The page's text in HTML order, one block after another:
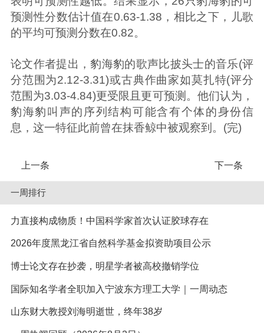
预测性分数估计值在0.63-1.38，相比之下，儿歌
的平均可预测分数在0.82。
论文作者提出，豹海豹的歌声比披头士的音乐(评
分范围为2.12-3.31)或古典作曲家如莫扎特(评分
范围为3.03-4.84)更受限且更可预测。他们认为，
豹海豹叫声的序列结构可能含有个体的身份信
息，这一特征此前曾在抹香鲸中被观察到。(完)
上一条 下一条
一周排行
力直接构成物质！中国科学家首次认证胶球存在
2026年度黑龙江省自然科学基金拟资助项目公示
博士论文存在抄袭，明星学者被高校撤销学位
国际知名学者全职加入宁波东方理工大学｜一周动态
山东财大教授刘海明逝世，终年38岁